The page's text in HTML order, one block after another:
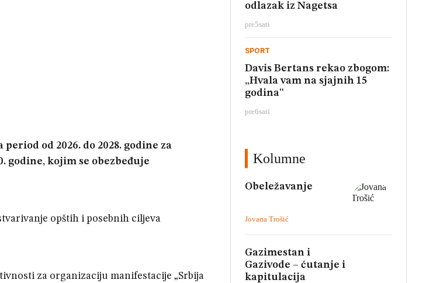
od 2026. do 2028. godine za
godine, kojim se obezbeđuje
opštih i posebnih ciljeva
za organizaciju manifestacije „Srbija
odlazak iz Nagetsa
pre5sati
SPORT
Davis Bertans rekao zbogom:
„Hvala vam na sjajnih 15
godina“
pre6sati
Kolumne
Obeležavanje
Jovana Trošić
Gazimestan i
Gazivode – ćutanje i
kapitulacija